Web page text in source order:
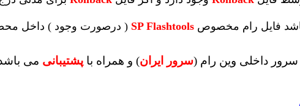
فایل رام مخصوص SP Flashtools ( درصورت وجود ) داخل
داخلی وین رام (سرور ایران) و همراه با پشتیبانی می